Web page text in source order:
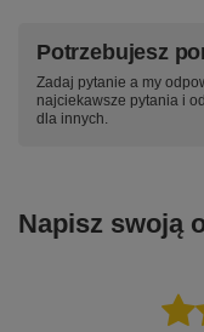
Potrzebujesz
Zadaj pytanie a my
najciekawsze pytania i
dla innych.
Napisz swoją